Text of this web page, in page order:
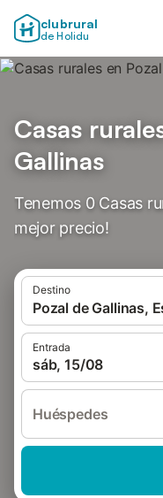
clubrural
de Holidu
Casas
Gallinas
Tenemos 0 Casas
mejor precio!
Destino
Pozal de Gallinas,
Entrada
sáb, 15/08
Huéspedes